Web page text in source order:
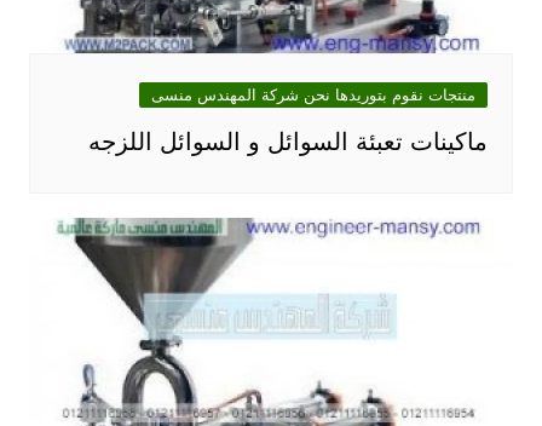
منتجات نقوم بتوريدها نحن شركة المهندس منسى
ماكينات تعبئة السوائل و السوائل اللزجه